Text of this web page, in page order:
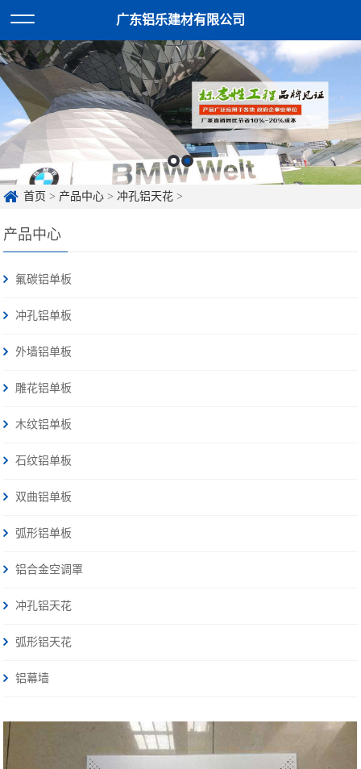
广东铝乐建材有限公司
首页 > 产品中心 >冲孔铝天花 >
产品中心
氟碳铝单板
冲孔铝单板
外墙铝单板
雕花铝单板
木纹铝单板
石纹铝单板
双曲铝单板
弧形铝单板
铝合金空调罩
冲孔铝天花
弧形铝天花
铝幕墙